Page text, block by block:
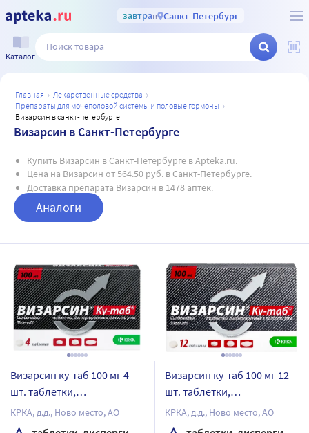
завтрав Санкт-Петербург
Каталог
главная
лекарственные средства
препараты для мочеполовой системы и половые гормоны
визарсин в санкт-петербурге
Визарсин в Санкт-Петербурге
Купить Визарсин в Санкт-Петербурге в Apteka.ru.
Цена на Визарсин от 564.50 руб. в Санкт-Петербурге.
Доставка препарата Визарсин в 1478 аптек.
Аналоги
Визарсин ку-таб 100 мг 4
шт. таблетки,
диспергируемые в полости
рта
КРКА, д.д., Ново место, АО
Визарсин ку-таб 100 мг 12
шт. таблетки,
диспергируемые в полости
рта
КРКА, д.д., Ново место, АО